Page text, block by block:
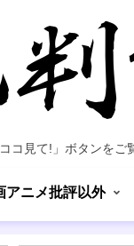
コ見て!」ボタンをご
アニメ批評以外